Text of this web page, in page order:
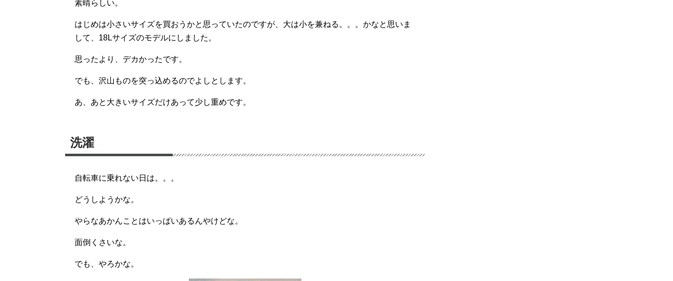
素晴らしい。
はじめは小さいサイズを買おうかと思っていたのですが、大は小を兼ねる。。。かなと思いま
して、18Lサイズのモデルにしました。
思ったより、デカかったです。
でも、沢山ものを突っ込めるのでよしとします。
あ、あと大きいサイズだけあって少し重めです。
洗濯
自転車に乗れない日は。。。
どうしようかな。
やらなあかんことはいっぱいあるんやけどな。
面倒くさいな。
でも、やろかな。